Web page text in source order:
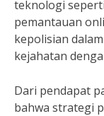
teknologi
pemantauan
kepolisian
kejahatan
Dari pendapat
bahwa strategi